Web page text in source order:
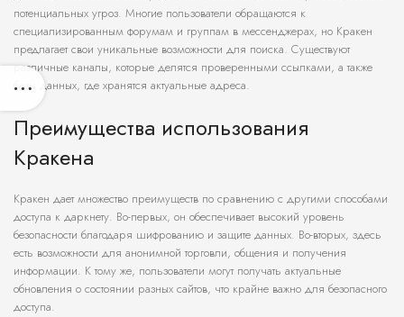
потенциальных угроз. Многие пользователи обращаются к
специализированным форумам и группам в мессенджерах, но Кракен
предлагает свои уникальные возможности для поиска. Существуют
различные каналы, которые делятся проверенными ссылками, а также
базы данных, где хранятся актуальные адреса.
Преимущества использования
Кракена
Кракен дает множество преимуществ по сравнению с другими способами
доступа к даркнету. Во-первых, он обеспечивает высокий уровень
безопасности благодаря шифрованию и защите данных. Во-вторых, здесь
есть возможности для анонимной торговли, общения и получения
информации. К тому же, пользователи могут получать актуальные
обновления о состоянии разных сайтов, что крайне важно для безопасного
доступа.